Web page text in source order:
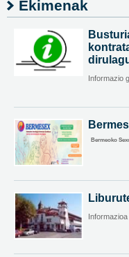
Ekimenak
Informazio
Bermeoko